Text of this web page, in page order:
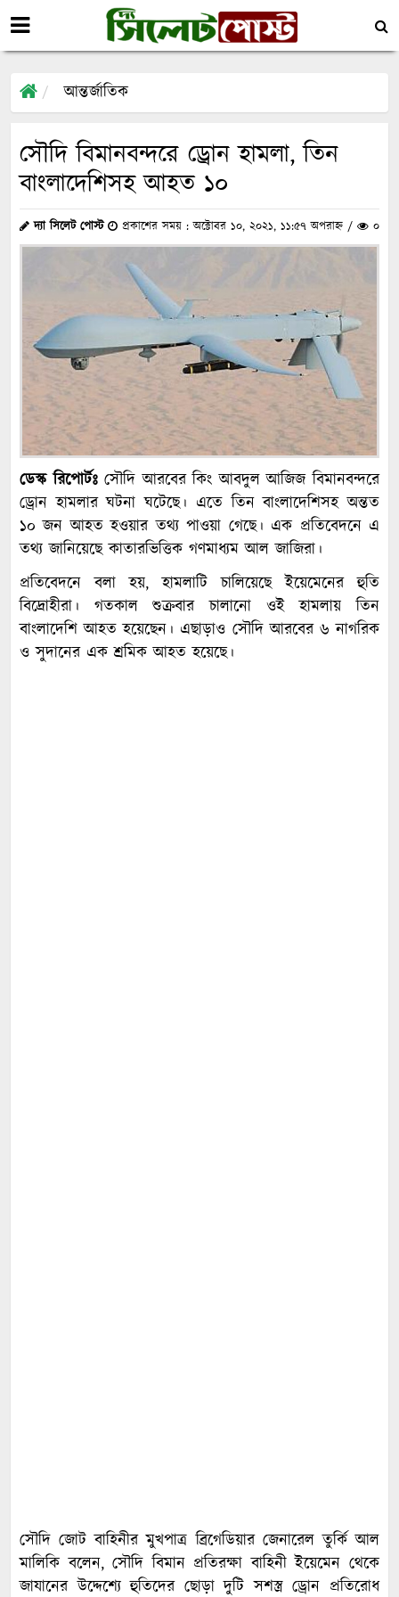
আন্তর্জাতিক
সৌদি বিমানবন্দরে ড্রোন হামলা, তিন
বাংলাদেশিসহ আহত ১০
দ্যা সিলেট পোস্ট প্রকাশের সময় : অক্টোবর ১০, ২০২১, ১১:৫৭ অপরাহ্ন / ০
ডেস্ক রিপোর্টঃসৌদি আরবের কিং আবদুল আজিজ বিমানবন্দরে
ড্রোন হামলার ঘটনা ঘটেছে। এতে তিন বাংলাদেশিসহ অন্তত
১০ জন আহত হওয়ার তথ্য পাওয়া গেছে। এক প্রতিবেদনে এ
তথ্য জানিয়েছে কাতারভিত্তিক গণমাধ্যম আল জাজিরা।
প্রতিবেদনে বলা হয়, হামলাটি চালিয়েছে ইয়েমেনের হুতি
বিদ্রোহীরা। গতকাল শুক্রবার চালানো ওই হামলায় তিন
বাংলাদেশি আহত হয়েছেন। এছাড়াও সৌদি আরবের ৬ নাগরিক
ও সুদানের এক শ্রমিক আহত হয়েছে।
সৌদি জোট বাহিনীর মুখপাত্র ব্রিগেডিয়ার জেনারেল তুর্কি আল
মালিকি বলেন, সৌদি বিমান প্রতিরক্ষা বাহিনী ইয়েমেন থেকে
জাযানের উদ্দেশ্যে হুতিদের ছোড়া দুটি সশস্ত্র ড্রোন প্রতিরোধ